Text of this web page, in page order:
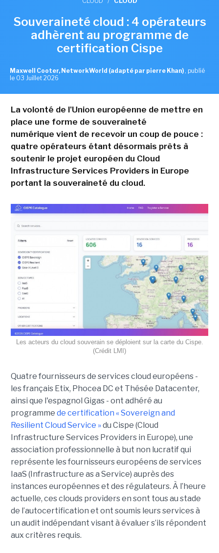
Souveraineté cloud : 4 opérateurs
adhèrent au programme de
certification Cispe
Maxwell Cooter, NetworkWorld (adapté par pierre Khan) , publié
le 03 Juillet 2026
La volonté de l'Union européenne de mettre en
place une forme de souveraineté
numérique vient de recevoir un coup de pouce :
quatre opérateurs étant désormais prêts à
soutenir le projet européen du Cloud
Infrastructure Services Providers in Europe
portant la souveraineté du cloud.
Les acteurs du cloud souverain se déploient sur la carte du Cispe.
(Crédit LMI)
Quatre fournisseurs de services cloud européens -
les français Etix, Phocea DC et Thésée Datacenter,
ainsi que l'espagnol Gigas - ont adhéré au
programme de certification « Sovereign and
Resilient Cloud Service »du Cispe (Cloud
Infrastructure Services Providers in Europe), une
association professionnelle à but non lucratif qui
représente les fournisseurs européens de services
IaaS (Infrastructure as a Service) auprès des
instances européennes et des régulateurs. À l’heure
actuelle, ces clouds providers en sont tous au stade
de l’autocertification et ont soumis leurs services à
un audit indépendant visant à évaluer s’ils répondent
aux critères requis.